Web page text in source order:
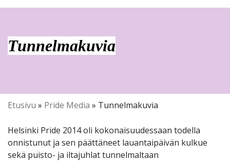
Tunnelmakuvia
Etusivu » Pride Media » Tunnelmakuvia
Helsinki Pride 2014 oli kokonaisuudessaan todella
onnistunut ja sen päättäneet lauantaipäivän kulkue
sekä puisto- ja iltajuhlat tunnelmaltaan